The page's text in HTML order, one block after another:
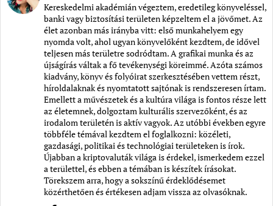
Kereskedelmi akadémián végeztem, eredetileg könyveléssel,
banki vagy biztosítási területen képzeltem el a jövőmet. Az
élet azonban más irányba vitt: első munkahelyem egy
nyomda volt, ahol ugyan könyvelőként kezdtem, de idővel
teljesen más területre sodródtam. A grafikai munka és az
újságírás váltak a fő tevékenységi köreimmé. Azóta számos
kiadvány, könyv és folyóirat szerkesztésében vettem részt,
híroldalaknak és nyomtatott sajtónak is rendszeresen írtam.
Emellett a művészetek és a kultúra világa is fontos része lett
az életemnek, dolgoztam kulturális szervezőként, és az
irodalom területén is aktív vagyok. Az utóbbi években egyre
többféle témával kezdtem el foglalkozni: közéleti,
gazdasági, politikai és technológiai területeken is írok.
Újabban a kriptovaluták világa is érdekel, ismerkedem ezzel
a területtel, és ebben a témában is készítek írásokat.
Törekszem arra, hogy a sokszínű érdeklődésemet
közérthetően és értékesen adjam vissza az olvasóknak.